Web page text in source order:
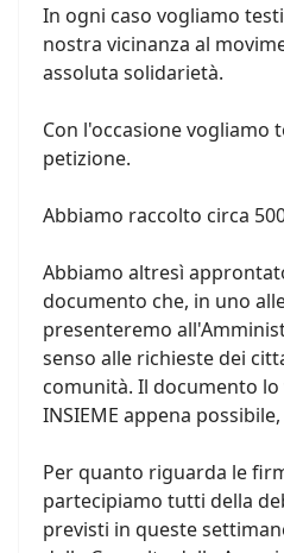
In ogni caso vogliamo
nostra vicinanza al
assoluta solidarietà.
Con l'occasione vogliamo
petizione.
Abbiamo raccolto circa
Abbiamo altresì
documento che, in uno
presenteremo
senso alle richieste dei
comunità. Il documento lo
INSIEME appena possibile,
Per quanto riguarda le
partecipiamo tutti della
previsti in queste